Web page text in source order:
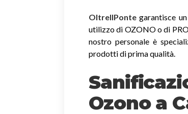
OltreIlPonte garantisce
utilizzo di OZONO o di
nostro personale è
prodotti di prima qualità.
Ozono a